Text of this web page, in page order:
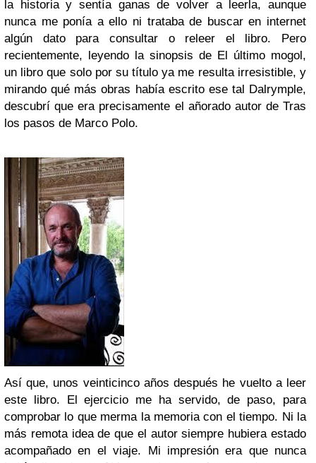
la historia y sentía ganas de volver a leerla, aunque
nunca me ponía a ello ni trataba de buscar en internet
algún dato para consultar o releer el libro. Pero
recientemente, leyendo la sinopsis de El último mogol,
un libro que solo por su título ya me resulta irresistible, y
mirando qué más obras había escrito ese tal Dalrymple,
descubrí que era precisamente el añorado autor de Tras
los pasos de Marco Polo.
Así que, unos veinticinco años después he vuelto a leer
este libro. El ejercicio me ha servido, de paso, para
comprobar lo que merma la memoria con el tiempo. Ni la
más remota idea de que el autor siempre hubiera estado
acompañado en el viaje. Mi impresión era que nunca